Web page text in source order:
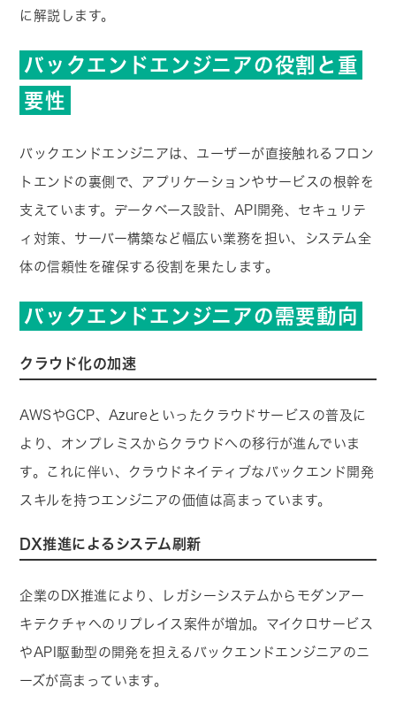
に解説します。
バックエンドエンジニアの役割と重
要性
バックエンドエンジニアは、ユーザーが直接触れるフロン
トエンドの裏側で、アプリケーションやサービスの根幹を
支えています。データベース設計、API開発、セキュリテ
ィ対策、サーバー構築など幅広い業務を担い、システム全
体の信頼性を確保する役割を果たします。
バックエンドエンジニアの需要動向
クラウド化の加速
AWSやGCP、Azureといったクラウドサービスの普及に
より、オンプレミスからクラウドへの移行が進んでいま
す。これに伴い、クラウドネイティブなバックエンド開発
スキルを持つエンジニアの価値は高まっています。
DX推進によるシステム刷新
企業のDX推進により、レガシーシステムからモダンアー
キテクチャへのリプレイス案件が増加。マイクロサービス
やAPI駆動型の開発を担えるバックエンドエンジニアのニ
ーズが高まっています。